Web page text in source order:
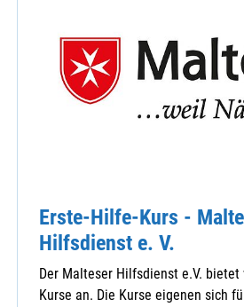
Erste-Hilfe-Kurs -
Hilfsdienst e. V.
Der Malteser Hilfsdienst e.V.
Kurse an. Die Kurse eigenen sich